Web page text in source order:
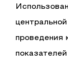
проведения
показателей